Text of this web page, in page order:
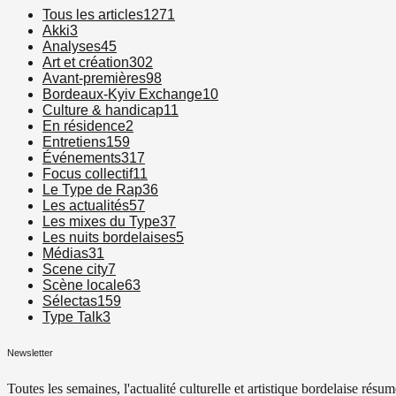
Tous les articles1271
Akki3
Analyses45
Art et création302
Avant-premières98
Bordeaux-Kyiv Exchange10
Culture & handicap11
En résidence2
Entretiens159
Événements317
Focus collectif11
Le Type de Rap36
Les actualités57
Les mixes du Type37
Les nuits bordelaises5
Médias31
Scene city7
Scène locale63
Sélectas159
Type Talk3
Newsletter
Toutes les semaines, l'actualité culturelle et artistique bordelaise